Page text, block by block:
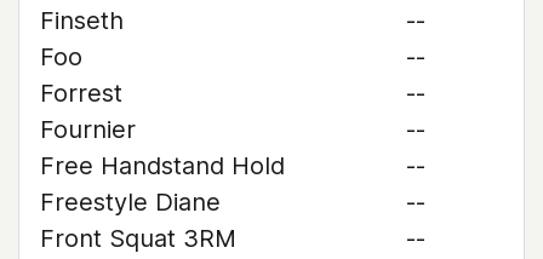
Finseth
--
Foo
--
Forrest
--
Fournier
--
Free Handstand Hold
--
Freestyle Diane
--
Front Squat 3RM
--